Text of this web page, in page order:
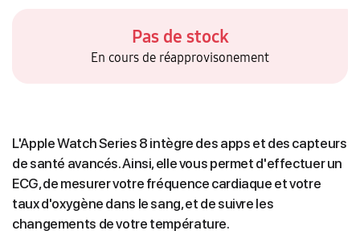
Pas de stock
En cours de réapprovisonement
L'Apple Watch Series 8 intègre des apps et des capteurs
de santé avancés. Ainsi, elle vous permet d'effectuer un
ECG, de mesurer votre fréquence cardiaque et votre
taux d'oxygène dans le sang, et de suivre les
changements de votre température.